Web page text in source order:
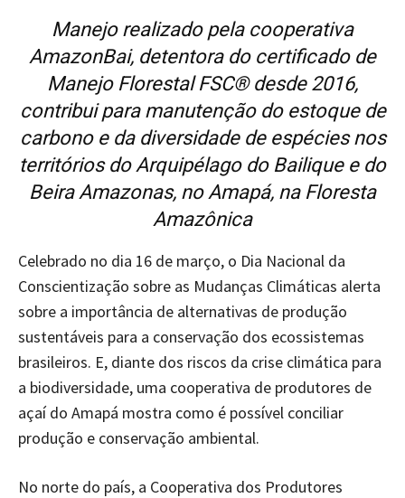
Manejo realizado pela cooperativa
AmazonBai, detentora do certificado de
Manejo Florestal FSC® desde 2016,
contribui para manutenção do estoque de
carbono e da diversidade de espécies nos
territórios do Arquipélago do Bailique e do
Beira Amazonas, no Amapá, na Floresta
Amazônica
Celebrado no dia 16 de março, o Dia Nacional da
Conscientização sobre as Mudanças Climáticas alerta
sobre a importância de alternativas de produção
sustentáveis para a conservação dos ecossistemas
brasileiros. E, diante dos riscos da crise climática para
a biodiversidade, uma cooperativa de produtores de
açaí do Amapá mostra como é possível conciliar
produção e conservação ambiental.
No norte do país, a Cooperativa dos Produtores